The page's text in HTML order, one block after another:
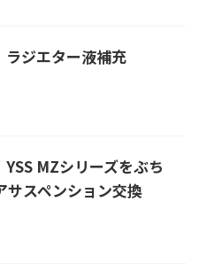
ラジエター液補充
YSS MZシリーズをぶち
スペンション交換